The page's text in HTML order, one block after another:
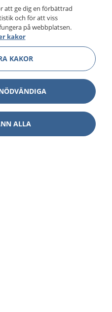
att ge dig en förbättrad
och för att viss
på webbplatsen.
kakor
KAKOR
ALLA